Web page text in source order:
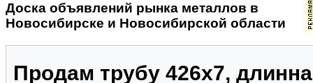
Доска объявлений рынка металлов в
Новосибирске и Новосибирской области
Продам трубу 426х7,